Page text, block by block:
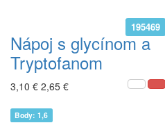
195469
Nápoj s glycínom a
Tryptofanom
3,10 € 2,65 €
Body: 1,6